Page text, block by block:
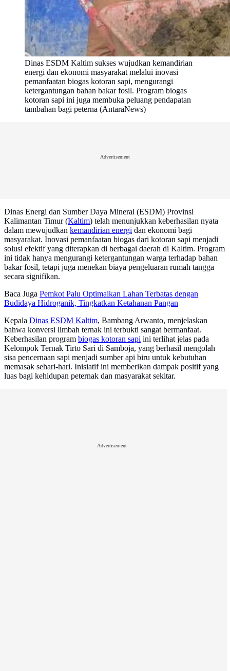
Dinas ESDM Kaltim sukses wujudkan kemandirian
energi dan ekonomi masyarakat melalui inovasi
pemanfaatan biogas kotoran sapi, mengurangi
ketergantungan bahan bakar fosil. Program biogas
kotoran sapi ini juga membuka peluang pendapatan
tambahan bagi peterna (AntaraNews)
Advertisement
Dinas Energi dan Sumber Daya Mineral (ESDM) Provinsi
Kalimantan Timur (Kaltim) telah menunjukkan keberhasilan nyata
dalam mewujudkan kemandirian energi dan ekonomi bagi
masyarakat. Inovasi pemanfaatan biogas dari kotoran sapi menjadi
solusi efektif yang diterapkan di berbagai daerah di Kaltim. Program
ini tidak hanya mengurangi ketergantungan warga terhadap bahan
bakar fosil, tetapi juga menekan biaya pengeluaran rumah tangga
secara signifikan.
Baca Juga Pemkot Palu Optimalkan Lahan Terbatas dengan
Budidaya Hidroganik, Tingkatkan Ketahanan Pangan
Kepala Dinas ESDM Kaltim, Bambang Arwanto, menjelaskan
bahwa konversi limbah ternak ini terbukti sangat bermanfaat.
Keberhasilan program biogas kotoran sapi ini terlihat jelas pada
Kelompok Ternak Tirto Sari di Samboja, yang berhasil mengolah
sisa pencernaan sapi menjadi sumber api biru untuk kebutuhan
memasak sehari-hari. Inisiatif ini memberikan dampak positif yang
luas bagi kehidupan peternak dan masyarakat sekitar.
Advertisement